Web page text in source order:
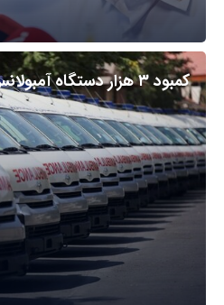
کمبود ۳ هزار دستگاه آمبولانس در کشور